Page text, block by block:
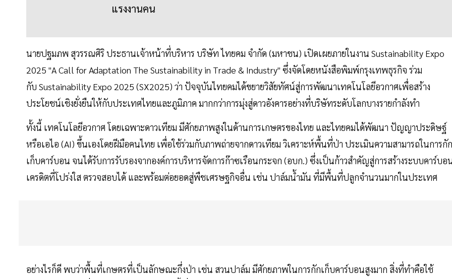
แรงงานคน
นายปฐมภพ สุวรรณศิริ ประธานเจ้าหน้าที่บริหาร บริษัท ไทยคม จำกัด (มหาชน) เปิดเผยภายในงาน Sustainability Expo
2025 "A Call for Adaptation The Sustainability in Trade & Industry" ซึ่งจัดโดยหนังสือพิมพ์กรุงเทพธุรกิจ ร่วม
กับ Sustainability Expo 2025 (SX2025) ว่า ปัจจุบันไทยคมได้ขยายวิสัยทัศน์สู่การพัฒนาเทคโนโลยีอวกาศเพื่อสร้าง
ประโยชน์เชิงยั่งยืนให้กับประเทศไทยและภูมิภาค มากกว่าการมุ่งสู่ดาวอังคารอย่างที่บริษัทระดับโลกบางรายกำลังทำ
ทั้งนี้ เทคโนโลยีอวกาศ โดยเฉพาะดาวเทียม มีศักยภาพสูงในด้านการเกษตรของไทย และไทยคมได้พัฒนา ปัญญาประดิษฐ์
หรือเอไอ (AI) ขึ้นเองโดยฝีมือคนไทย เพื่อใช้ร่วมกับภาพถ่ายจากดาวเทียม วิเคราะห์พื้นที่ป่า ประเมินความสามารถในการกัก
เก็บคาร์บอน จนได้รับการรับรองจากองค์การบริหารจัดการก๊าซเรือนกระจก (อบก.) ซึ่งเป็นก้าวสำคัญสู่การสร้างระบบคาร์บอ
เครดิตที่โปร่งใส ตรวจสอบได้ และพร้อมต่อยอดสู่พืชเศรษฐกิจอื่น เช่น ปาล์มน้ำมัน ที่มีพื้นที่ปลูกจำนวนมากในประเทศ
อย่างไรก็ดี พบว่าพื้นที่เกษตรที่เป็นลักษณะกึ่งป่า เช่น สวนปาล์ม มีศักยภาพในการกักเก็บคาร์บอนสูงมาก สิ่งที่ทำคือใช้